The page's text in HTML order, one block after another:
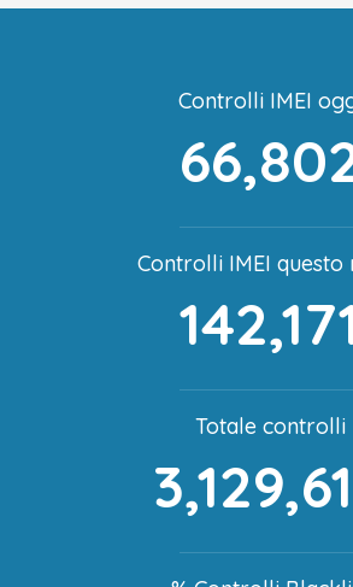
Controlli IMEI
Controlli IMEI questo
Totale controlli